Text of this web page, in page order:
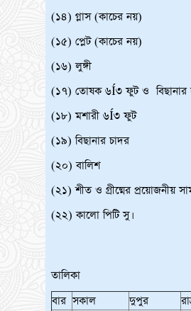
(১৪) গ্লাস (কাচের নয়)
(১৫) প্লেট (কাচের নয়)
(১৬) লুঙ্গী
(১৭) তোষক ৬Í৩ ফুট ও বিছানার
(১৮) মশারী ৬Í৩ ফুট
(১৯) বিছানার চাদর
(২০) বালিশ
(২১) শীত ও গ্রীষ্মের প্রয়োজনীয়
(২২) কালো পিটি সু।
তালিকা
বার সকাল দুপুর